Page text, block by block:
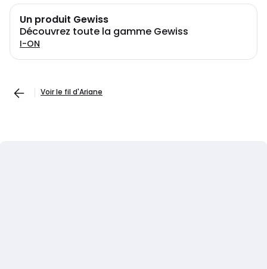
Un produit Gewiss
Découvrez toute la gamme Gewiss
I-ON
Voir le fil d'Ariane